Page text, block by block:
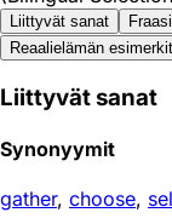
Liittyvät sanat
Reaali­elämän esimerkit
Liittyvät sanat
Synonyymit
gather, choose,